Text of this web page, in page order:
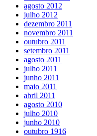
agosto 2012
julho 2012
dezembro 2011
novembro 2011
outubro 2011
setembro 2011
agosto 2011
julho 2011
junho 2011
maio 2011
abril 2011
agosto 2010
julho 2010
junho 2010
outubro 1916